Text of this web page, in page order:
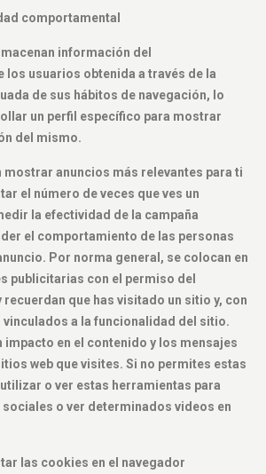
comportamental
información del
los usuarios obtenida a través de la
de sus hábitos de navegación, lo
un perfil específico para mostrar
del mismo.
mostrar anuncios más relevantes para ti
el número de veces que ves un
la efectividad de la campaña
el comportamiento de las personas
Por norma general, se colocan en
publicitarias con el permiso del
que has visitado un sitio y, con
a la funcionalidad del sitio.
impacto en el contenido y los mensajes
web que visites. Si no permites estas
o ver estas herramientas para
o ver determinados videos en
las cookies en el navegador